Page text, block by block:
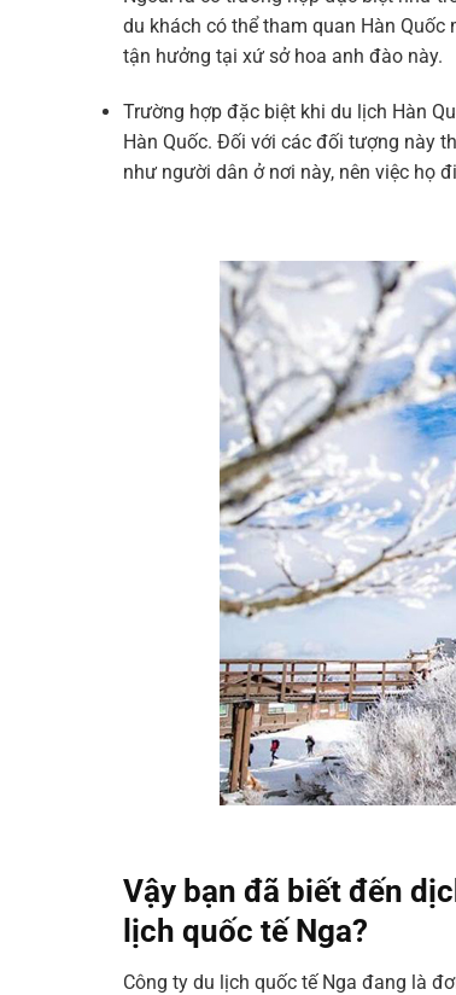
du khách có thể tham quan Hàn
tận hưởng tại xứ sở hoa anh đào này.
Trường hợp đặc biệt khi du lịch Hàn
Hàn Quốc. Đối với các đối tượng này
như người dân ở nơi này, nên việc họ
Vậy bạn đã biết đến
lịch quốc tế Nga?
Công ty du lịch quốc tế Nga đang là